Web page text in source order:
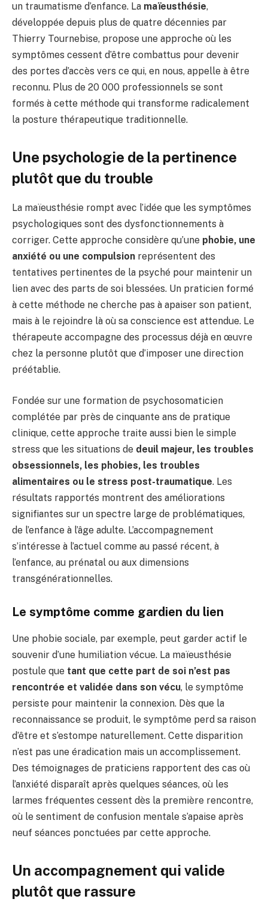
un traumatisme d’enfance. La maïeusthésie,
développée depuis plus de quatre décennies par
Thierry Tournebise, propose une approche où les
symptômes cessent d’être combattus pour devenir
des portes d’accès vers ce qui, en nous, appelle à être
reconnu. Plus de 20 000 professionnels se sont
formés à cette méthode qui transforme radicalement
la posture thérapeutique traditionnelle.
Une psychologie de la pertinence
plutôt que du trouble
La maïeusthésie rompt avec l’idée que les symptômes
psychologiques sont des dysfonctionnements à
corriger. Cette approche considère qu’une phobie, une
anxiété ou une compulsion représentent des
tentatives pertinentes de la psyché pour maintenir un
lien avec des parts de soi blessées. Un praticien formé
à cette méthode ne cherche pas à apaiser son patient,
mais à le rejoindre là où sa conscience est attendue. Le
thérapeute accompagne des processus déjà en œuvre
chez la personne plutôt que d’imposer une direction
préétablie.
Fondée sur une formation de psychosomaticien
complétée par près de cinquante ans de pratique
clinique, cette approche traite aussi bien le simple
stress que les situations de deuil majeur, les troubles
obsessionnels, les phobies, les troubles
alimentaires ou le stress post-traumatique. Les
résultats rapportés montrent des améliorations
signifiantes sur un spectre large de problématiques,
de l’enfance à l’âge adulte. L’accompagnement
s’intéresse à l’actuel comme au passé récent, à
l’enfance, au prénatal ou aux dimensions
transgénérationnelles.
Le symptôme comme gardien du lien
Une phobie sociale, par exemple, peut garder actif le
souvenir d’une humiliation vécue. La maïeusthésie
postule que tant que cette part de soi n’est pas
rencontrée et validée dans son vécu, le symptôme
persiste pour maintenir la connexion. Dès que la
reconnaissance se produit, le symptôme perd sa raison
d’être et s’estompe naturellement. Cette disparition
n’est pas une éradication mais un accomplissement.
Des témoignages de praticiens rapportent des cas où
l’anxiété disparaît après quelques séances, où les
larmes fréquentes cessent dès la première rencontre,
où le sentiment de confusion mentale s’apaise après
neuf séances ponctuées par cette approche.
Un accompagnement qui valide
plutôt que rassure